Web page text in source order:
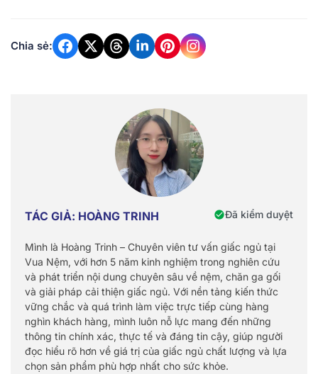
Chia sẻ:
TÁC GIẢ: HOÀNG TRINH Đã kiểm duyệt
Mình là Hoàng Trinh – Chuyên viên tư vấn giấc ngủ tại
Vua Nệm, với hơn 5 năm kinh nghiệm trong nghiên cứu
và phát triển nội dung chuyên sâu về nệm, chăn ga gối
và giải pháp cải thiện giấc ngủ. Với nền tảng kiến thức
vững chắc và quá trình làm việc trực tiếp cùng hàng
nghìn khách hàng, mình luôn nỗ lực mang đến những
thông tin chính xác, thực tế và đáng tin cậy, giúp người
đọc hiểu rõ hơn về giá trị của giấc ngủ chất lượng và lựa
chọn sản phẩm phù hợp nhất cho sức khỏe.